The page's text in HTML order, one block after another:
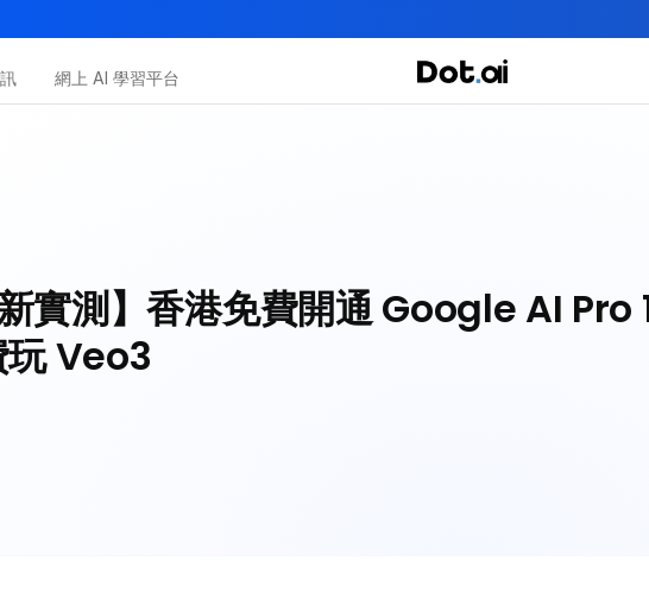
新實測】香港免費開通 Google AI
Veo3
網上 AI 學習平台